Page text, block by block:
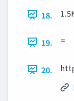
18.
19. =
20.